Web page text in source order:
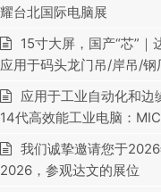
耀台北国际电脑展
15寸大屏，国产“芯”
应用于码头龙门吊/岸吊/钢
应用于工业自动化和
14代高效能工业电脑：
我们诚挚邀请您于
2026，参观达文的展位